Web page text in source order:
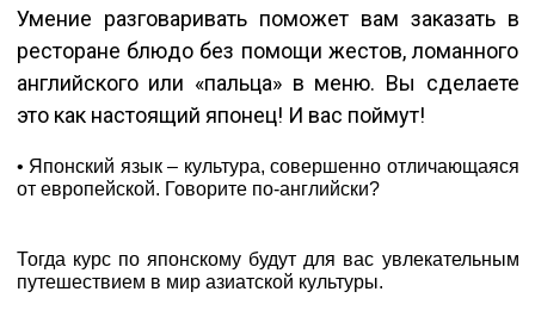
Умение разговаривать поможет вам заказать в
ресторане блюдо без помощи жестов, ломанного
английского или «пальца» в меню. Вы сделаете
это как настоящий японец! И вас поймут!
• Японский язык – культура, совершенно отличающаяся
от европейской. Говорите по-английски?
Тогда курс по японскому будут для вас увлекательным
путешествием в мир азиатской культуры.